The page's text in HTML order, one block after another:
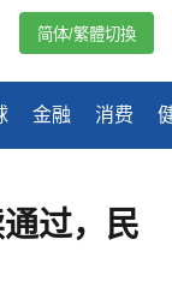
金融 消费
简体/繁體切換
通过，民